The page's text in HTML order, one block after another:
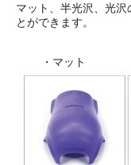
マット、半光沢、光
とができます。
・マッ